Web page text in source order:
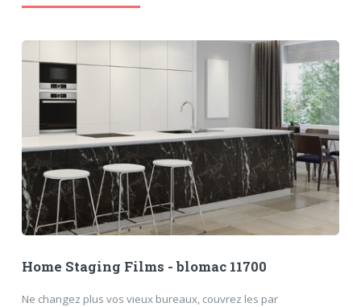
Home Staging Films - blomac 11700
Ne changez plus vos vieux bureaux, couvrez les par